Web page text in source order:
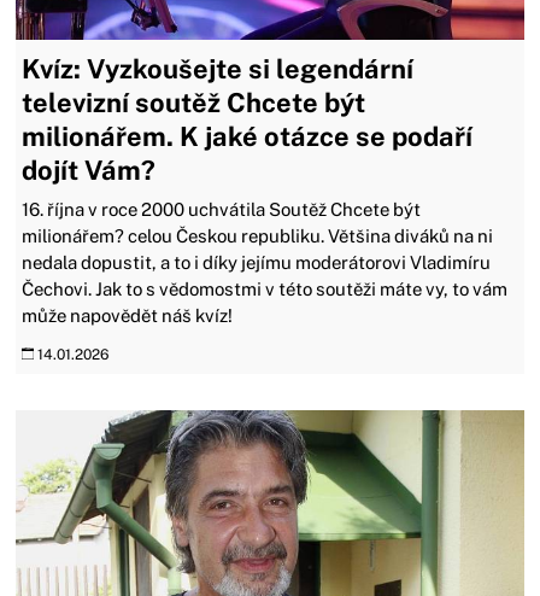
Kvíz: Vyzkoušejte si legendární
televizní soutěž Chcete být
milionářem. K jaké otázce se podaří
dojít Vám?
16. října v roce 2000 uchvátila Soutěž Chcete být
milionářem? celou Českou republiku. Většina diváků na ni
nedala dopustit, a to i díky jejímu moderátorovi Vladimíru
Čechovi. Jak to s vědomostmi v této soutěži máte vy, to vám
může napovědět náš kvíz!
14.01.2026